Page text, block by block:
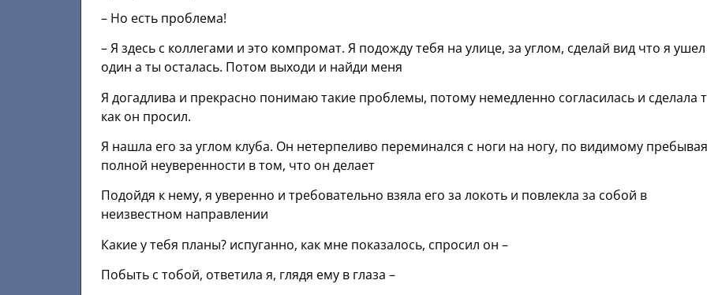
– Но есть проблема!
– Я здесь с коллегами и это компромат. Я подожду тебя на улице, за углом, сделай вид что я ушел
один а ты осталась. Потом выходи и найди меня
Я догадлива и прекрасно понимаю такие проблемы, потому немедленно согласилась и сделала
как он просил.
Я нашла его за углом клуба. Он нетерпеливо переминался с ноги на ногу, по видимому
полной неуверенности в том, что он делает
Подойдя к нему, я уверенно и требовательно взяла его за локоть и повлекла за собой в
неизвестном направлении
Какие у тебя планы? испуганно, как мне показалось, спросил он –
Побыть с тобой, ответила я, глядя ему в глаза –